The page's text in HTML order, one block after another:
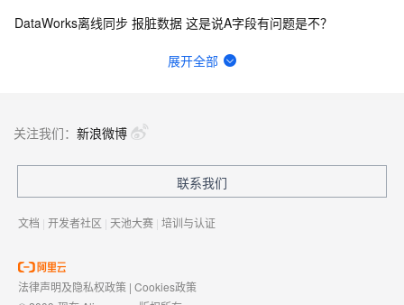
DataWorks离线同步 报脏数据 这是说A字段有问题是不？
数据来源：com.alibaba.fastjson.JSONException: syntax er
展开全部
关注我们： 新浪微博
联系我们
文档 | 开发者社区 | 天池大赛 | 培训与认证
法律声明及隐私权政策 | Cookies政策